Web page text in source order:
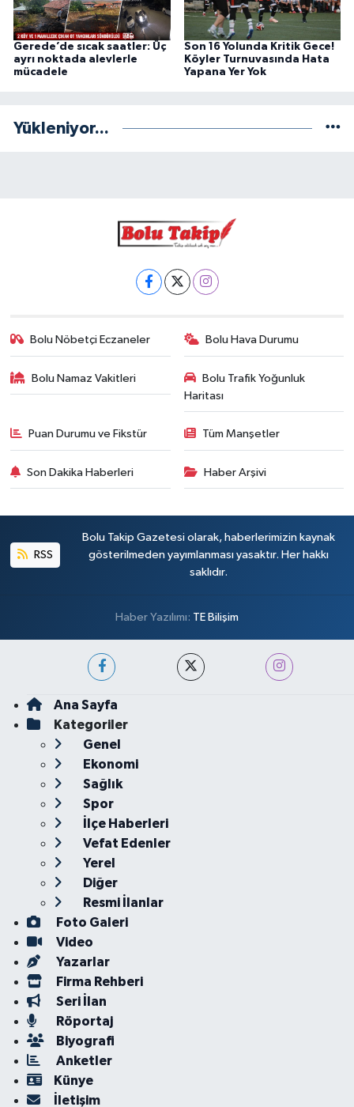
Gerede’de sıcak saatler: Üç
ayrı noktada alevlerle
mücadele
Son 16 Yolunda Kritik Gece!
Köyler Turnuvasında Hata
Yapana Yer Yok
Yükleniyor...
Bolu Nöbetçi Eczaneler Bolu Hava Durumu
Bolu Namaz Vakitleri
Bolu Trafik Yoğunluk
Haritası
Puan Durumu ve Fikstür Tüm Manşetler
Son Dakika Haberleri Haber Arşivi
RSS
Bolu Takip Gazetesi olarak, haberlerimizin kaynak
gösterilmeden yayımlanması yasaktır. Her hakkı
saklıdır.
Haber Yazılımı: TE Bilişim
Ana Sayfa
Kategoriler
Genel
Ekonomi
Sağlık
Spor
İlçe Haberleri
Vefat Edenler
Yerel
Diğer
Resmi İlanlar
Foto Galeri
Video
Yazarlar
Firma Rehberi
Seri İlan
Röportaj
Biyografi
Anketler
Künye
İletişim